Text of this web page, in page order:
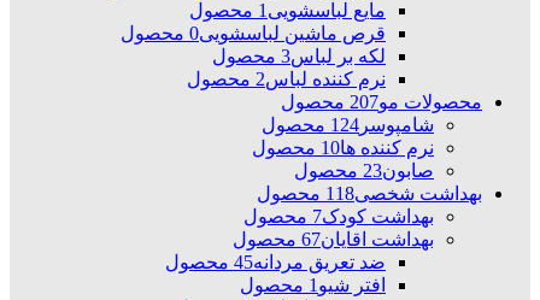
مایع لباسشویی1 محصول
قرص ماشین لباسشویی0 محصول
لکه بر لباس3 محصول
نرم کننده لباس2 محصول
محصولات مو207 محصول
شامپوسر 124 محصول
نرم کننده ها10 محصول
صابون23 محصول
بهداشت شخصی118 محصول
بهداشت کودک7 محصول
بهداشت اقایان67 محصول
ضد تعریق مردانه45 محصول
افتر شیو1 محصول